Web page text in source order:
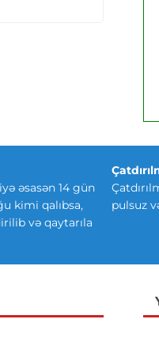
əsasən 14 gün
kimi qalıbsa,
və qaytarıla
pulsuz